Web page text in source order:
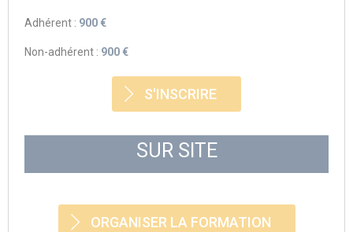
Adhérent : 900 €
Non-adhérent : 900 €
S'INSCRIRE
SUR SITE
ORGANISER LA FORMATION